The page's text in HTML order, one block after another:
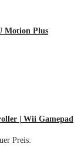
Motion Plus
| Wii Gamepad
Preis: